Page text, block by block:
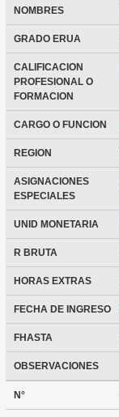
NOMBRES
GRADO ERUA
CALIFICACION
PROFESIONAL O
FORMACION
CARGO O FUNCION
REGION
ASIGNACIONES
ESPECIALES
UNID MONETARIA
R BRUTA
HORAS EXTRAS
FECHA DE INGRESO
FHASTA
OBSERVACIONES
N°